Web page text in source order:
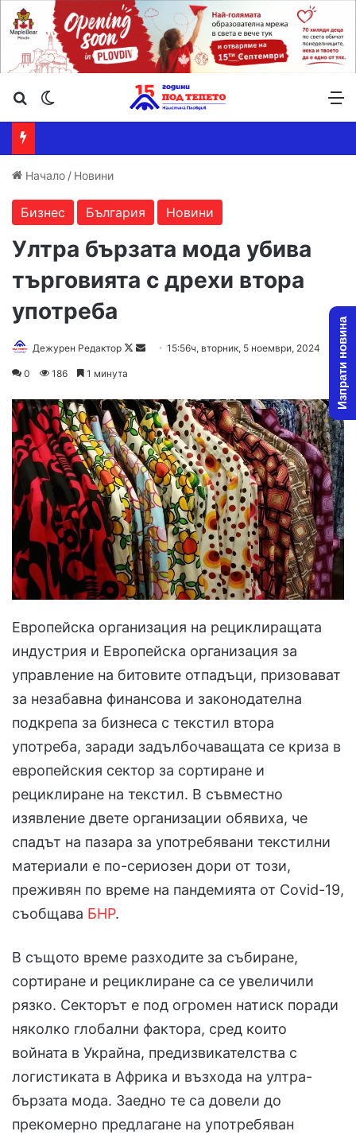
Търсене ...
Начало / Новини
Бизнес България Новини
Ултра бързата мода убива
търговията с дрехи втора
употреба
Дежурен Редактор
Follow
Send15:56ч, вторник, 5 ноември, 2024
0 186 1 минута
Европейска организация на рециклиращата
индустрия и Европейска организация за
управление на битовите отпадъци, призовават
за незабавна финансова и законодателна
подкрепа за бизнеса с текстил втора
употреба, заради задълбочаващата се криза в
европейския сектор за сортиране и
рециклиране на текстил. В съвместно
изявление двете организации обявиха, че
спадът на пазара за употребявани текстилни
материали е по-сериозен дори от този,
преживян по време на пандемията от Covid-19,
съобщава БНР.
В същото време разходите за събиране,
сортиране и рециклиране са се увеличили
рязко. Секторът е под огромен натиск поради
няколко глобални фактора, сред които
войната в Украйна, предизвикателства с
логистиката в Африка и възхода на ултра-
бързата мода. Заедно те са довели до
прекомерно предлагане на употребяван
Изпрати новина